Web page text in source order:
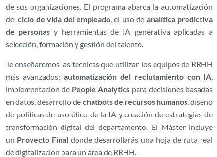
de sus organizaciones. El programa abarca la automatización
delciclo de vida del empleado, el uso de analítica predictiva
de personas y herramientas de IA generativa aplicadas a
selección, formación y gestión del talento.
Te enseñaremos las técnicas que utilizan los equipos de RRHH
más avanzados: automatización del reclutamiento con IA
implementación de People Analytics para decisiones basadas
en datos, desarrollo de chatbots de recursos humanos, diseño
de políticas de uso ético de la IA y creación de estrategias de
transformación digital del departamento. El Máster incluye
un Proyecto Final donde desarrollarás una hoja de ruta real
de digitalización para un área de RRHH.